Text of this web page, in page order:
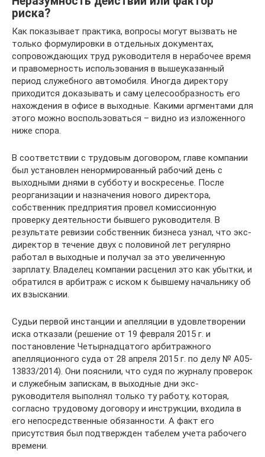
риска?
Как показывает практика, вопросы могут вызвать не
только формулировки в отдельных документах,
сопровождающих труд руководителя в нерабочее время
и правомерность использования в вышеуказанный
период служебного автомобиля. Иногда директору
приходится доказывать и саму целесообразность его
нахождения в офисе в выходные. Какими аргментами для
этого можно воспользоваться – видно из изложенного
ниже спора.
В соответствии с трудовым договором, главе компании
был установлен ненормированный рабочий день с
выходными днями в субботу и воскресенье. После
реорганизации и назначения нового директора,
собственник предприятия провел комиссионную
проверку деятельности бывшего руководителя. В
результате ревизии собственник бизнеса узнал, что экс-
директор в течение двух с половиной лет регулярно
работал в выходные и получал за это увеличенную
зарплату. Владелец компании расценил это как убытки, и
обратился в арбитраж с иском к бывшему начальнику об
их взыскании.
Судьи первой инстанции и апелляции в удовлетворении
иска отказали (решение от 19 февраля 2015 г. и
постановление Четырнадцатого арбитражного
апелляционного суда от 28 апреля 2015 г. по делу № А05-
13833/2014). Они пояснили, что судя по журналу проверок
и служебным запискам, в выходные дни экс-
руководителя выполнял только ту работу, которая,
согласно трудовому договору и инструкции, входила в
его непосредственные обязанности. А факт его
присутствия был подтвержден табелем учета рабочего
времени.